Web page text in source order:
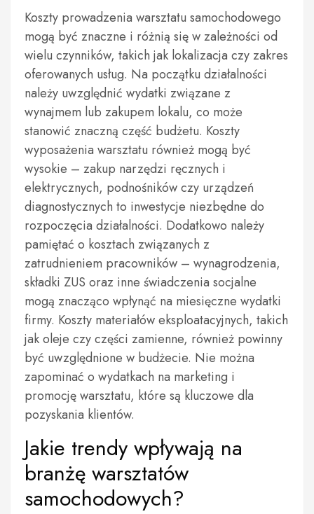
Koszty prowadzenia warsztatu samochodowego
mogą być znaczne i różnią się w zależności od
wielu czynników, takich jak lokalizacja czy zakres
oferowanych usług. Na początku działalności
należy uwzględnić wydatki związane z
wynajmem lub zakupem lokalu, co może
stanowić znaczną część budżetu. Koszty
wyposażenia warsztatu również mogą być
wysokie – zakup narzędzi ręcznych i
elektrycznych, podnośników czy urządzeń
diagnostycznych to inwestycje niezbędne do
rozpoczęcia działalności. Dodatkowo należy
pamiętać o kosztach związanych z
zatrudnieniem pracowników – wynagrodzenia,
składki ZUS oraz inne świadczenia socjalne
mogą znacząco wpłynąć na miesięczne wydatki
firmy. Koszty materiałów eksploatacyjnych, takich
jak oleje czy części zamienne, również powinny
być uwzględnione w budżecie. Nie można
zapominać o wydatkach na marketing i
promocję warsztatu, które są kluczowe dla
pozyskania klientów.
Jakie trendy wpływają na
branżę warsztatów
samochodowych?